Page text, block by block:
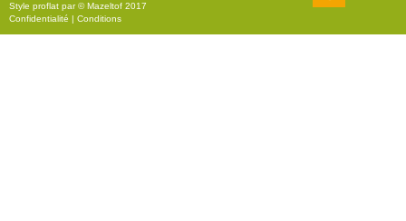
r
Style proflat par ©Mazeltof 2017
Confidentialité | Conditions